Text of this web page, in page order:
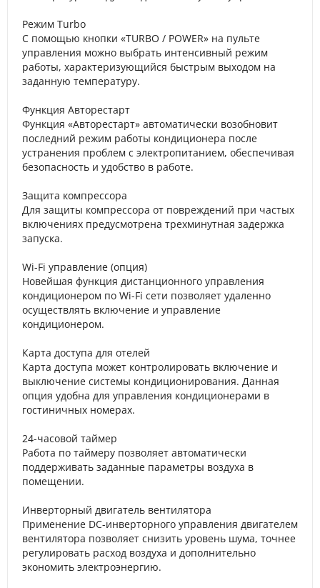
Режим Turbo
С помощью кнопки «TURBO / POWER» на пульте
управления можно выбрать интенсивный режим
работы, характеризующийся быстрым выходом на
заданную температуру.
Функция Авторестарт
Функция «Авторестарт» автоматически возобновит
последний режим работы кондиционера после
устранения проблем с электропитанием, обеспечивая
безопасность и удобство в работе.
Защита компрессора
Для защиты компрессора от повреждений при частых
включениях предусмотрена трехминутная задержка
запуска.
Wi-Fi управление (опция)
Новейшая функция дистанционного управления
кондиционером по Wi-Fi сети позволяет удаленно
осуществлять включение и управление
кондиционером.
Карта доступа для отелей
Карта доступа может контролировать включение и
выключение системы кондиционирования. Данная
опция удобна для управления кондиционерами в
гостиничных номерах.
24-часовой таймер
Работа по таймеру позволяет автоматически
поддерживать заданные параметры воздуха в
помещении.
Инверторный двигатель вентилятора
Применение DC-инверторного управления двигателем
вентилятора позволяет снизить уровень шума, точнее
регулировать расход воздуха и дополнительно
экономить электроэнергию.